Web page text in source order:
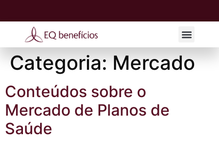
Categoria:Mercado
Conteúdos sobre o
Mercado de Planos de
Saúde